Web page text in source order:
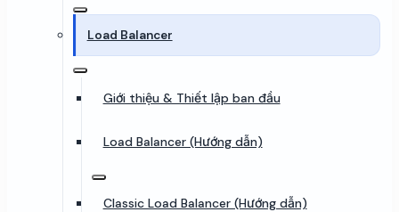
Load Balancer
Giới thiệu & Thiết lập ban đầu
Load Balancer (Hướng dẫn)
Classic Load Balancer (Hướng dẫn)